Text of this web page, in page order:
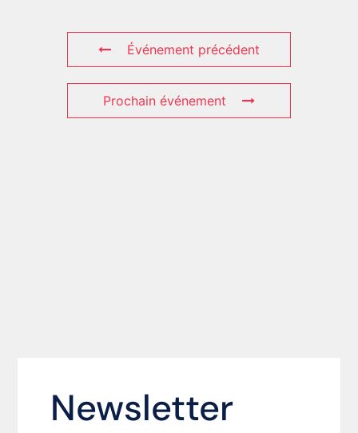
Événement précédent
Prochain événement
Newsletter